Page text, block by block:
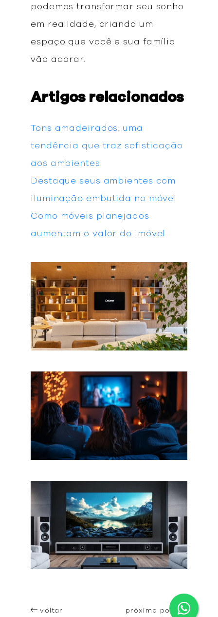
podemos transformar seu sonho
em realidade, criando um
espaço que você e sua família
vão adorar.
Artigos relacionados
Tons amadeirados: uma
tendência que traz sofisticação
aos ambientes
Destaque seus ambientes com
iluminação embutida no móvel
Como móveis planejados
aumentam o valor do imóvel
voltar próximo post